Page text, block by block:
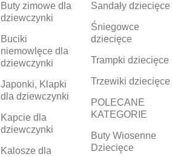
Buty zimowe dla
dziewczynki
Buciki
niemowlęce dla
dziewczynki
Japonki, Klapki
dla dziewczynki
Kapcie dla
dziewczynki
Kalosze dla
Sandały dziecięce
Śniegowce
dziecięce
Trampki dziecięce
Trzewiki dziecięce
POLECANE
KATEGORIE
Buty Wiosenne
Dziecięce